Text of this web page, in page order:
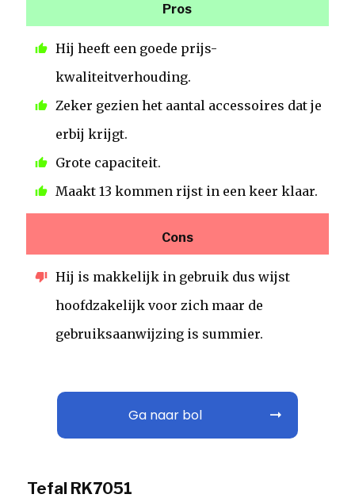
Pros
Hij heeft een goede prijs-
kwaliteitverhouding.
Zeker gezien het aantal accessoires dat je
erbij krijgt.
Grote capaciteit.
Maakt 13 kommen rijst in een keer klaar.
Cons
Hij is makkelijk in gebruik dus wijst
hoofdzakelijk voor zich maar de
gebruiksaanwijzing is summier.
Ga naar bol
Tefal RK7051